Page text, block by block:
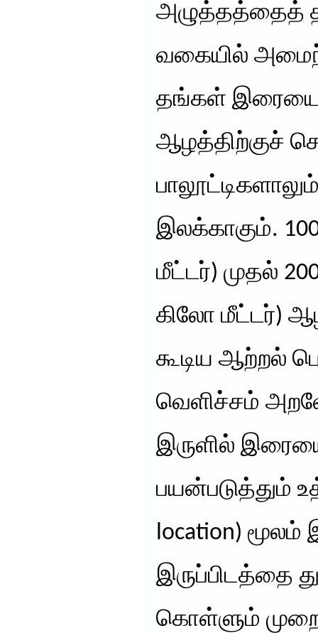
அழுத்தத்தைத்
வகையில்
தங்கள்
ஆழத்திற்குச்
இலக்காகும்.
மீட்டர்) முதல்
கிலோ மீட்டர்)
கூடிய ஆற்றல்
வெளிச்சம்
இருளில்
பயன்படுத்தும்
location)
இருப்பிடத்தை
கொள்ளும்